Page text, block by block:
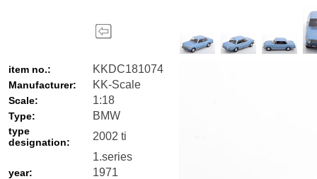
item no.: KKDC181074
Manufacturer: KK-Scale
Scale: 1:18
Type: BMW
type
designation:
2002 ti
1.series
year: 1971